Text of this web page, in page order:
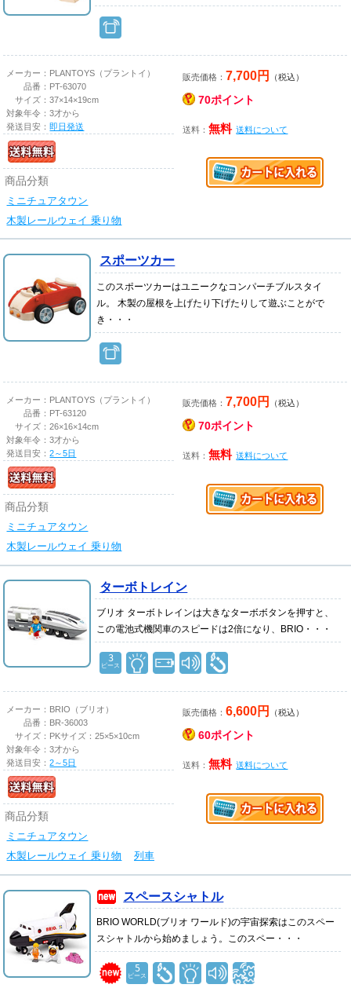
メーカー： PLANTOYS（プラントイ）
品番： PT-63070
サイズ：37×14×19cm
対象年令：3才から
発送目安： 即日発送
商品分類
ミニチュアタウン
木製レールウェイ 乗り物
販売価格： 7,700円 （税込）
70ポイント
送料：無料 送料について
スポーツカー
このスポーツカーはユニークなコンパーチブルスタイ
ル。 木製の屋根を上げたり下げたりして遊ぶことがで
き・・・
メーカー： PLANTOYS（プラントイ）
品番： PT-63120
サイズ：26×16×14cm
対象年令：3才から
発送目安：2～5日
商品分類
ミニチュアタウン
木製レールウェイ 乗り物
販売価格： 7,700円 （税込）
70ポイント
送料：無料 送料について
ターボトレイン
ブリオ ターボトレインは大きなターボボタンを押すと、
この電池式機関車のスピードは2倍になり、BRIO・・・
3
ピース
メーカー： BRIO（ブリオ）
品番： BR-36003
サイズ： PKサイズ：25×5×10cm
対象年令：3才から
発送目安：2～5日
商品分類
ミニチュアタウン
木製レールウェイ 乗り物
列車
販売価格：6,600円 （税込）
60ポイント
送料：無料 送料について
スペースシャトル
BRIO WORLD(ブリオ ワールド)の宇宙探索はこのスペー
スシャトルから始めましょう。このスペー・・・
5
ピース